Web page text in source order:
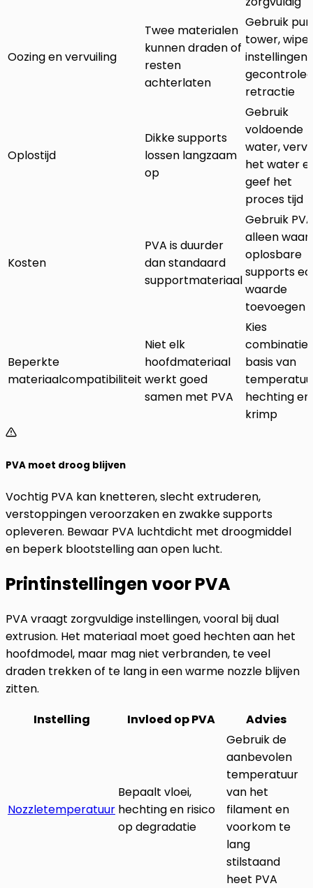
Oozing en vervuiling
Twee materialen
kunnen draden of
resten
achterlaten
Gebruik
tower,
instellingen
retractie
Oplostijd
Dikke supports
lossen langzaam
op
Gebruik
voldoende
water,
het water
geef het
proces tijd
Kosten
PVA is duurder
dan standaard
supportmateriaal
Gebruik PVA
alleen waar
oplosbare
supports
waarde
toevoegen
Beperkte
materiaalcompatibiliteit
Niet elk
hoofdmateriaal
werkt goed
samen met PVA
Kies
basis van
hechting en
krimp
PVA moet droog blijven
Vochtig PVA kan knetteren, slecht extruderen,
verstoppingen veroorzaken en zwakke supports
opleveren. Bewaar PVA luchtdicht met droogmiddel
en beperk blootstelling aan open lucht.
Printinstellingen voor PVA
PVA vraagt zorgvuldige instellingen, vooral bij dual
extrusion. Het materiaal moet goed hechten aan het
hoofdmodel, maar mag niet verbranden, te veel
draden trekken of te lang in een warme nozzle blijven
zitten.
Instelling
Invloed op PVA Advies
Nozzletemperatuur
Bepaalt vloei,
hechting en risico
op degradatie
Gebruik de
aanbevolen
temperatuur
van het
filament en
voorkom te
lang
stilstaand
heet PVA